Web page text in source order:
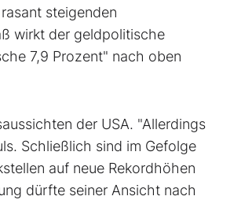
steigenden
wirkt der geldpolitische
7,9 Prozent" nach oben
der USA. "Allerdings
Schließlich sind im Gefolge
auf neue Rekordhöhen
dürfte seiner Ansicht nach